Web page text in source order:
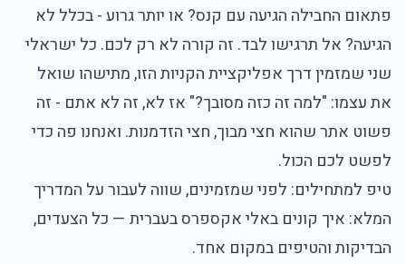
פתאום החבילה הגיעה עם קנס? או יותר גרוע - בכלל לא
הגיעה? אל תרגישו לבד. זה קורה לא רק לכם. כל ישראלי
שני שמזמין דרך אפליקציית הקניות הזו, מתישהו שואל
את עצמו: "למה זה כזה מסובך?" אז לא, זה לא אתם - זה
פשוט אתר שהוא חצי מבוך, חצי הזדמנות. ואנחנו פה כדי
לפשט לכם הכול.
טיפ למתחילים: לפני שמזמינים, שווה לעבור על המדריך
המלא: איך קונים באלי אקספרס בעברית — כל הצעדים,
הבדיקות והטיפים במקום אחד.